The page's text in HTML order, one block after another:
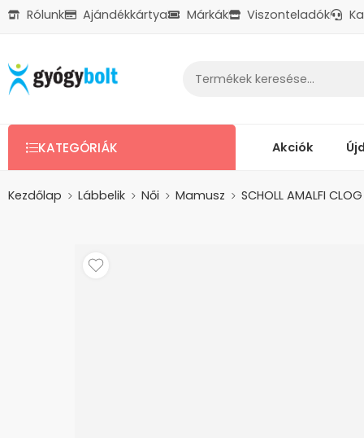
Rólunk Ajándékkártya Márkák Viszonteladók
KATEGÓRIÁK Akciók
Kezdőlap Lábbelik Női Mamusz SCHOLL AMALFI